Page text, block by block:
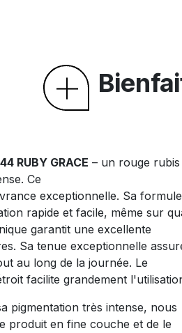
RUBY GRACE – un rouge rubis
Ce
exceptionnelle. Sa formule
rapide et facile, même sur
garantit une excellente
Sa tenue exceptionnelle
au long de la journée. Le
facilite grandement
pigmentation très intense, nous
produit en fine couche et de le